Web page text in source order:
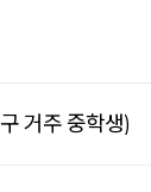
거주 중학생)